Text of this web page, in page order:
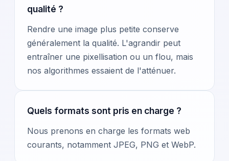
qualité ?
Rendre une image plus petite conserve
généralement la qualité. L'agrandir peut
entraîner une pixellisation ou un flou, mais
nos algorithmes essaient de l'atténuer.
Quels formats sont pris en charge ?
Nous prenons en charge les formats web
courants, notamment JPEG, PNG et WebP.